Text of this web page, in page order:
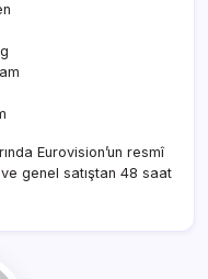
Eurovision’un resmî
genel satıştan 48 saat